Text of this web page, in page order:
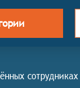
сотрудниках